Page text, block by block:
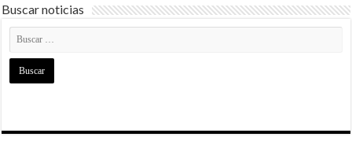
Buscar noticias